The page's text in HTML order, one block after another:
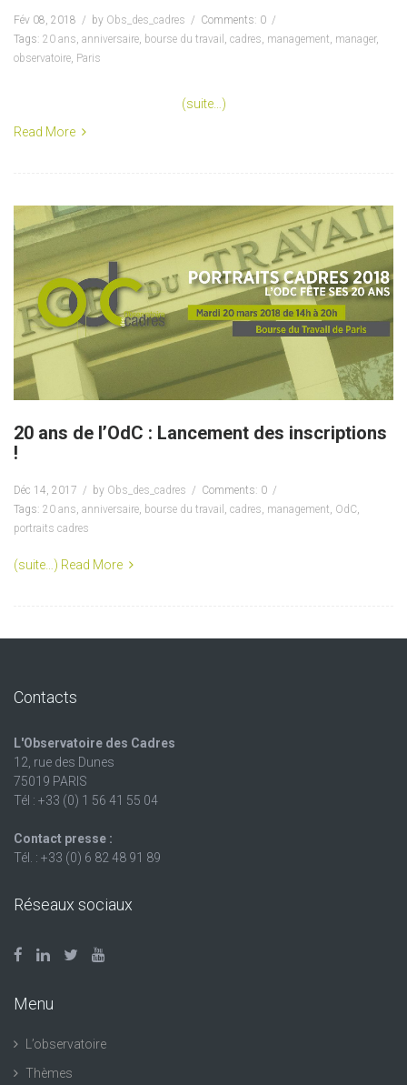
Fév 08, 2018 by Obs_des_cadres
Comments: 0
Tags: 20 ans anniversaire bourse du travail cadres management manager,
observatoire Paris
(suite…)
Read More
20 ans de l’OdC : Lancement des inscriptions
!
Déc 14, 2017 by Obs_des_cadres
Comments: 0
Tags: 20 ans, anniversaire, bourse du travail , cadres, management, OdC,
portraits cadres
(suite…) Read More
Contacts
L'Observatoire des Cadres
12, rue des Dunes
75019 PARIS
Tél : +33 (0) 1 56 41 55 04
Contact presse :
Tél. : +33 (0) 6 82 48 91 89
Réseaux sociaux
Menu
L’observatoire
Thèmes